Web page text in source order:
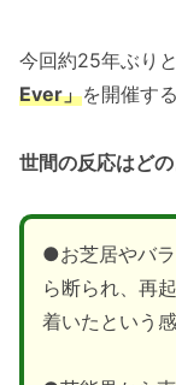
今回約25年ぶり
Ever」を開催す
世間の反応はど
●お芝居やバ
ら断られ、再
着いたという